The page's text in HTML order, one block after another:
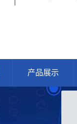
产品展示